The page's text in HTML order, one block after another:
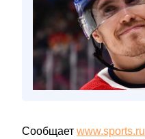
Сообщает www.sports.ru